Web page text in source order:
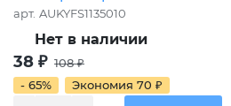
арт. AUKYFS1135010
Нет в наличии
38 ₽ 108₽
- 65%
Экономия 70 ₽